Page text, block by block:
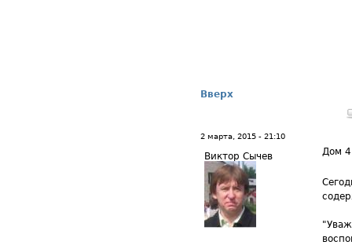
Вверх
2 марта, 2015 - 21:10
Виктор Сычев Дом